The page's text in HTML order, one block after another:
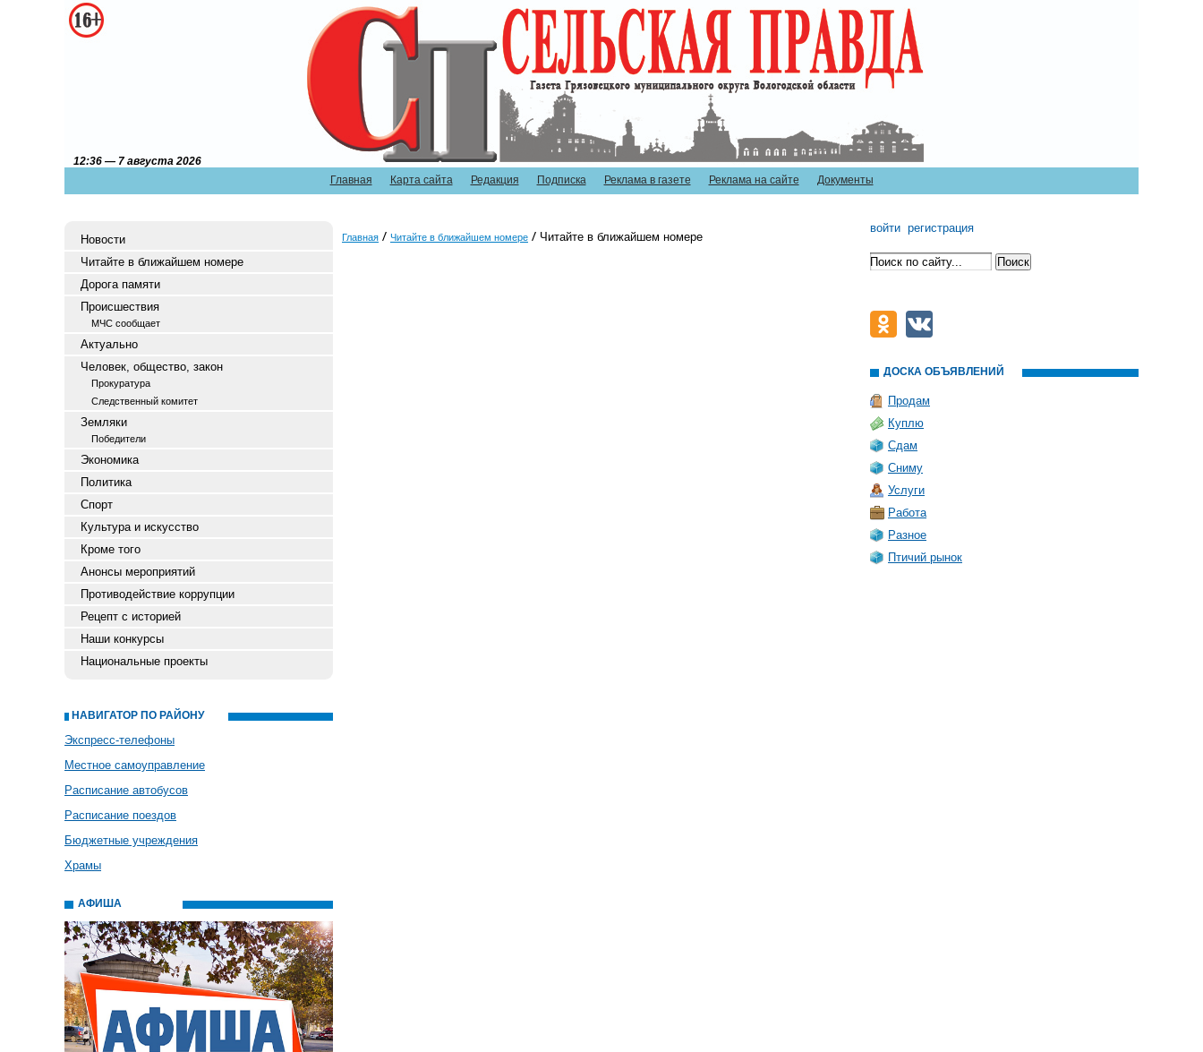
Главная Карта сайта Редакция Подписка Реклама в газете Реклама на сайте Документы
12:36 — 7 августа 2026
Новости
Читайте в ближайшем номере
Дорога памяти
Происшествия
МЧС сообщает
Актуально
Человек, общество, закон
Прокуратура
Следственный комитет
Земляки
Победители
Экономика
Политика
Спорт
Культура и искусство
Кроме того
Анонсы мероприятий
Противодействие коррупции
Рецепт с историей
Наши конкурсы
Национальные проекты
НАВИГАТОР ПО РАЙОНУ
Экспресс-телефоны
Местное самоуправление
Расписание автобусов
Расписание поездов
Бюджетные учреждения
Храмы
АФИША
Главная Читайте в ближайшем номере Читайте в ближайшем номере
войти регистрация
ДОСКА ОБЪЯВЛЕНИЙ
Продам
Куплю
Сдам
Сниму
Услуги
Работа
Разное
Птичий рынок